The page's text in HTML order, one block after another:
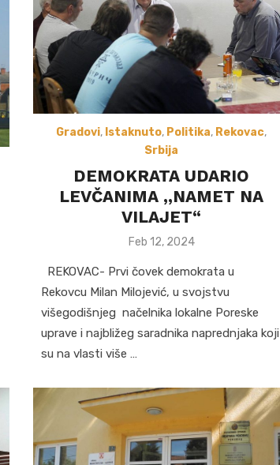
Gradovi, Istaknuto, Politika, Rekovac,
Srbija
DEMOKRATA UDARIO
LEVČANIMA ,,NAMET NA
VILAJET“
Posted
Feb 12, 2024
REKOVAC- Prvi čovek demokrata u
Rekovcu Milan Milojević, u svojstvu
višegodišnjeg načelnika lokalne Poreske
uprave i najbližeg saradnika naprednjaka koji
su na vlasti više …